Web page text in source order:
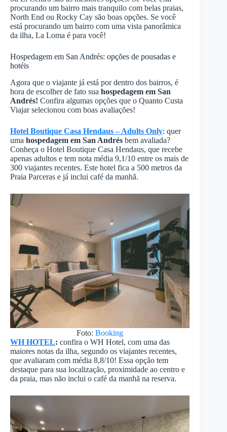
procurando um bairro mais tranquilo com belas praias,
North End ou Rocky Cay são boas opções. Se você
está procurando um bairro com uma vista panorâmica
da ilha, La Loma é para você!
Hospedagem em San Andrés: opções de pousadas e
hotéis
Agora que o viajante já está por dentro dos bairros, é
hora de escolher de fato sua hospedagem em San
Andrés! Confira algumas opções que o Quanto Custa
Viajar selecionou com boas avaliações!
Hotel Boutique Casa Hendaus – Adults Only: quer
uma hospedagem em San Andrés bem avaliada?
Conheça o Hotel Boutique Casa Hendaus, que recebe
apenas adultos e tem nota média 9,1/10 entre os mais de
300 viajantes recentes. Este hotel fica a 500 metros da
Praia Parceras e já inclui café da manhã.
Foto:Booking
WH HOTEL: confira o WH Hotel, com uma das
maiores notas da ilha, segundo os viajantes recentes,
que avaliaram com média 8,8/10! Essa opção tem
destaque para sua localização, proximidade ao centro e
da praia, mas não inclui o café da manhã na reserva.